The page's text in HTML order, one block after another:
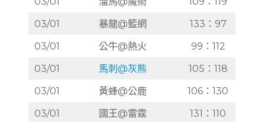
03/01
暴龍@籃網
133：97
03/01
公牛@熱火
99：112
03/01
馬刺@灰熊
105：118
03/01
黃蜂@公鹿
106：130
03/01
國王@雷霆
131：110